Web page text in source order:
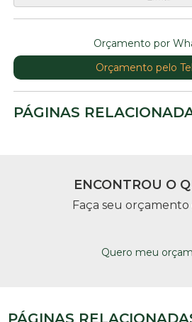
Orçamento por
Orçamento pelo
PÁGINAS
ENCONTROU O
Faça seu orçamento
Quero meu
PÁGINAS